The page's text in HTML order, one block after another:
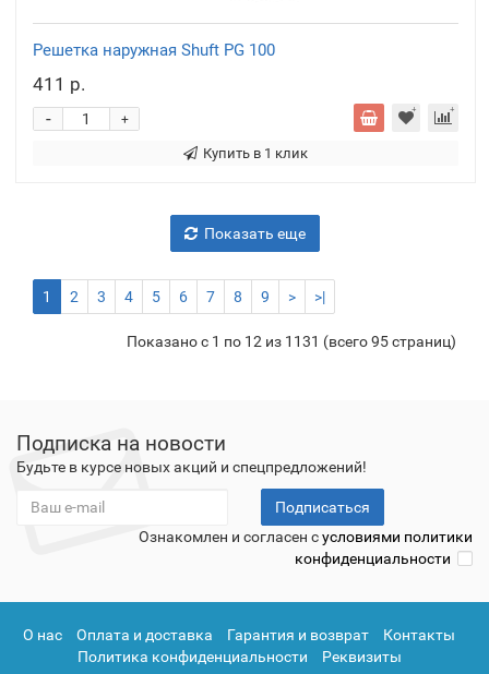
Решетка наружная Shuft PG 100
411 р.
+
-
Купить в 1 клик
Показать еще
1 2 3 4 5 6 7 8 9 > >|
Показано с 1 по 12 из 1131 (всего 95 страниц)
Подписка на новости
Будьте в курсе новых акций и спецпредложений!
Подписаться
Ознакомлен и согласен сусловиями политики
конфиденциальности
О нас Оплата и доставка Гарантия и возврат
Контакты
Политика конфиденциальности
Реквизиты